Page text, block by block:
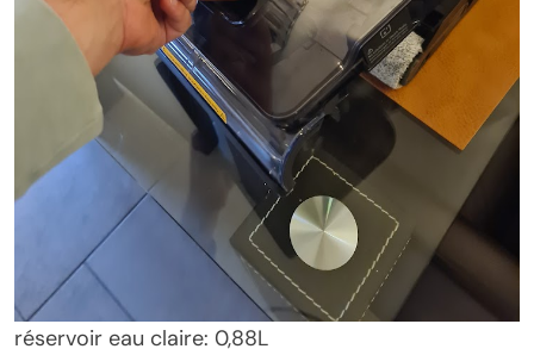
réservoir eau claire: 0,88L